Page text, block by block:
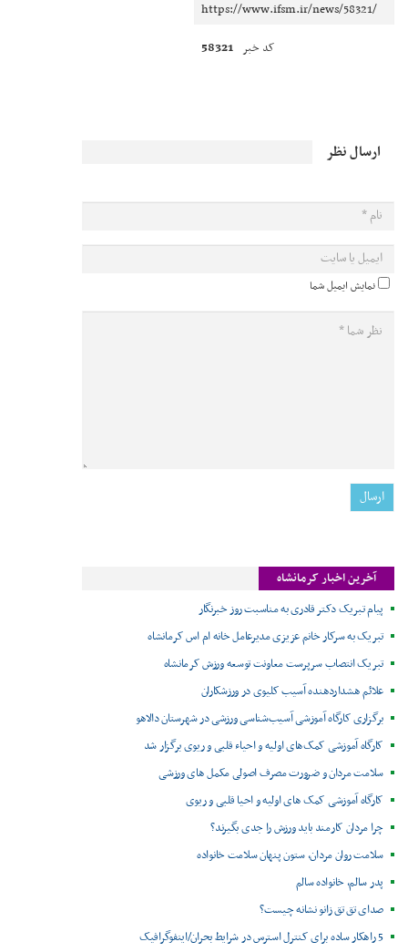
کد خبر 58321
ارسال نظر
نمایش ایمیل شما
آخرین اخبار کرمانشاه
پیام تبریک دکتر قادری به مناسبت روز خبرنگار
تبریک به سرکار خانم عزیزی مدیرعامل خانه ام اس کرمانشاه
تبریک انتصاب سرپرست معاونت توسعه ورزش کرمانشاه
علائم هشداردهنده آسیب کلیوی در ورزشکاران
برگزاری کارگاه آموزشی آسیب‌شناسی ورزشی در شهرستان دالاهو
کارگاه آموزشی کمک‌های اولیه و احیاء قلبی و ریوی برگزار شد
سلامت مردان و ضرورت مصرف اصولی مکمل های ورزشی
کارگاه آموزشی کمک های اولیه و احیا قلبی و ریوی
چرا مردان کارمند باید ورزش را جدی بگیرند؟
سلامت روان مردان، ستون پنهان سلامت خانواده
پدر سالم، خانواده سالم
صدای تق تق زانو نشانه چیست؟
5 راهکار ساده برای کنترل استرس در شرایط بحران/اینفوگرافیک